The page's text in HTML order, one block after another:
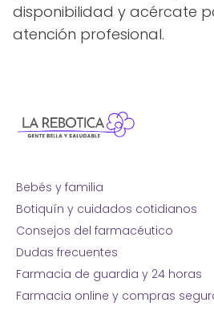
disponibilidad y acércate
atención profesional.
Bebés y familia
Botiquín y cuidados cotidianos
Consejos del farmacéutico
Dudas frecuentes
Farmacia de guardia y 24 horas
Farmacia online y compras